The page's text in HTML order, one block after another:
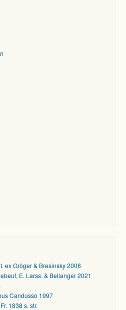
ex Gröger & Bresinsky 2008
E. Larss. & Bellanger 2021
Candusso 1997
1838 s. str.